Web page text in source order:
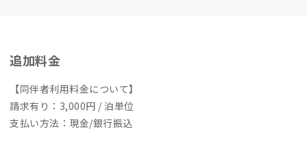
追加料金
【同伴者利用料金について】
請求有り：3,000円 / 泊単位
支払い方法：現金/銀行振込